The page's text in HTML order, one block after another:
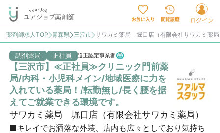
薬剤師求人TOP 青森県 三沢市 サワカミ薬局 堀口店（有限会社サワカミ薬局
調剤薬局 正社員 適正認定事業者
【三沢市】≪正社員≫クリニック門前薬
局/内科・小児科メイン/地域医療に力を
入れている薬局！/転勤無し/長く腰を据
えてご就業できる環境です。
サワカミ薬局 堀口店（有限会社サワカミ薬局）
■キレイでお洒落な外装、店内も広々としており気持ち